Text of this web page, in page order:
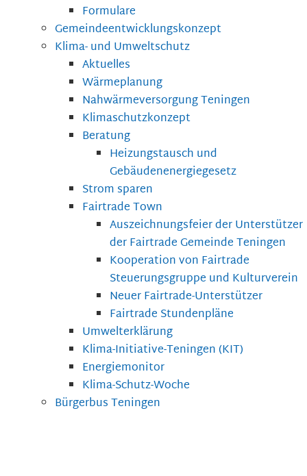
Formulare
Gemeindeentwicklungskonzept
Klima- und Umweltschutz
Aktuelles
Wärmeplanung
Nahwärmeversorgung Teningen
Klimaschutzkonzept
Beratung
Heizungstausch und
Gebäudenenergiegesetz
Strom sparen
Fairtrade Town
Auszeichnungsfeier der Unterstützer
der Fairtrade Gemeinde Teningen
Kooperation von Fairtrade
Steuerungsgruppe und Kulturverein
Neuer Fairtrade-Unterstützer
Fairtrade Stundenpläne
Umwelterklärung
Klima-Initiative-Teningen (KIT)
Energiemonitor
Klima-Schutz-Woche
Bürgerbus Teningen